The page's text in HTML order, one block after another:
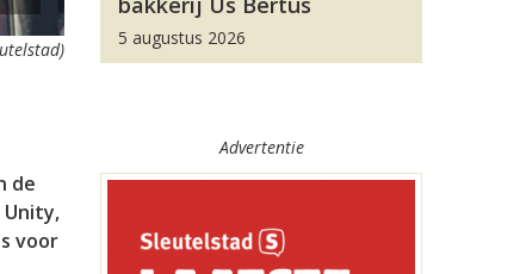
de
Unity,
voor
5 augustus 2026
Advertentie